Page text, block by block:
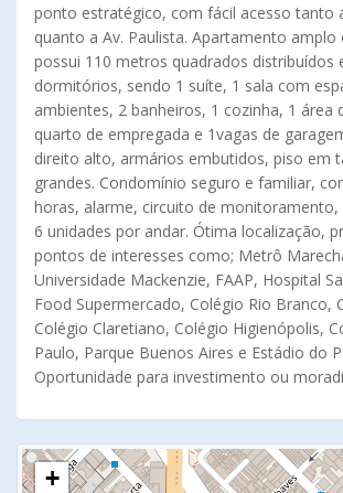
ponto estratégico, com fácil acesso tanto
quanto a Av. Paulista. Apartamento amplo
possui 110 metros quadrados distribuídos
dormitórios, sendo 1 suíte, 1 sala com
ambientes, 2 banheiros, 1 cozinha, 1 área
quarto de empregada e 1vagas de
direito alto, armários embutidos, piso em
grandes. Condomínio seguro e familiar,
horas, alarme, circuito de monitoramento,
6 unidades por andar. Ótima localização,
pontos de interesses como; Metrô
Universidade Mackenzie, FAAP, Hospital
Food Supermercado, Colégio Rio Branco,
Colégio Claretiano, Colégio Higienópolis,
Paulo, Parque Buenos Aires e Estádio do
Oportunidade para investimento ou
+